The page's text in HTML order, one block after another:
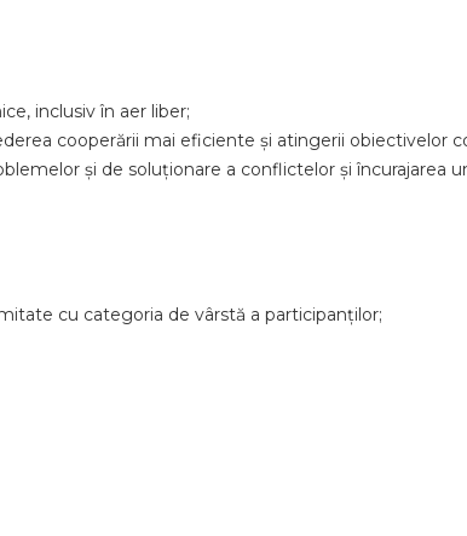
inclusiv în aer liber;
cooperării mai eficiente și atingerii obiectivelor
și de soluționare a conflictelor și încurajarea
cu categoria de vârstă a participanților;